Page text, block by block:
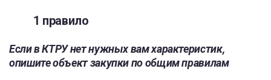
1 правило
Если в КТРУ нет нужных вам характеристик,
опишите объект закупки по общим правилам